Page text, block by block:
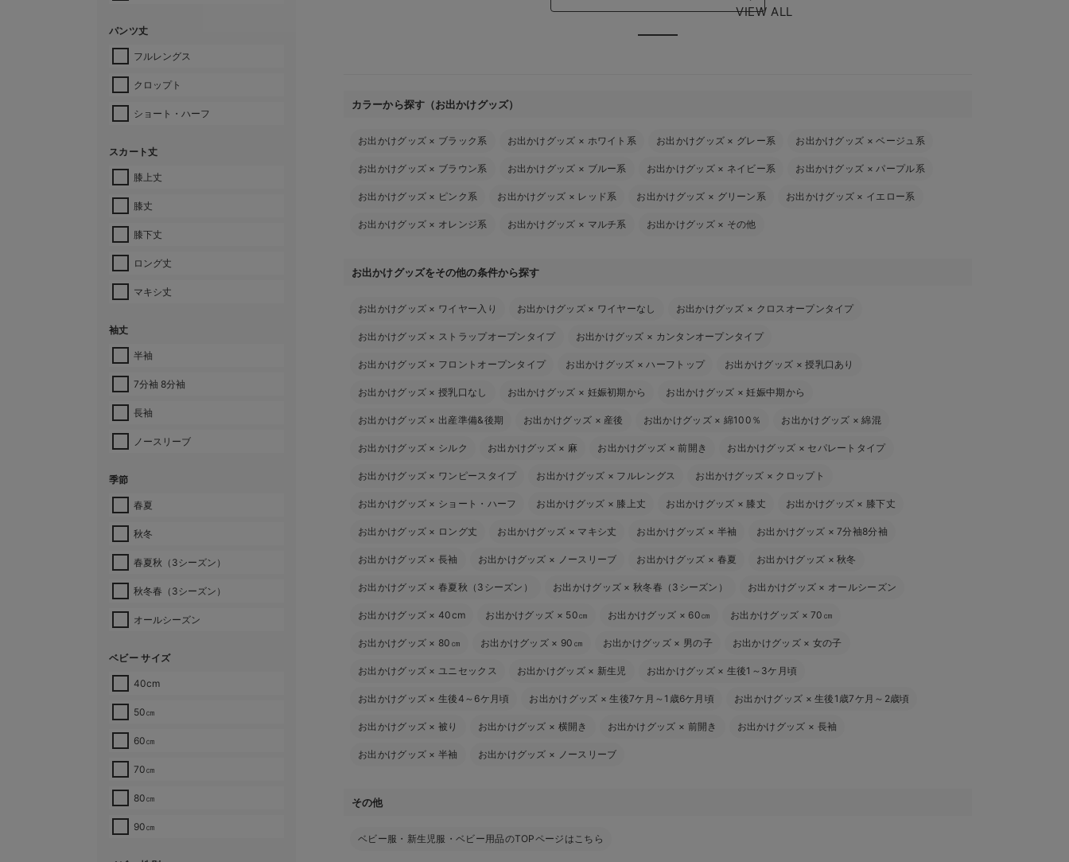
パンツ丈
フルレングス
クロップト
ショート・ハーフ
スカート丈
膝上丈
膝丈
膝下丈
ロング丈
マキシ丈
袖丈
半袖
7分袖 8分袖
長袖
ノースリーブ
季節
春夏
秋冬
春夏秋（3シーズン）
秋冬春（3シーズン）
オールシーズン
ベビー サイズ
40cm
50㎝
60㎝
70㎝
80㎝
90㎝
VIEW ALL
カラーから探す（お出かけグッズ）
お出かけグッズ × ブラック系 お出かけグッズ × ホワイト系 お出かけグッズ × グレー系 お出かけグッズ ×ベージュ系
お出かけグッズ × ブラウン系 お出かけグッズ × ブルー系 お出かけグッズ × ネイビー系 お出かけグッズ ×パープル系
お出かけグッズ × ピンク系 お出かけグッズ × レッド系 お出かけグッズ × グリーン系 お出かけグッズ × イエロー系
お出かけグッズ × オレンジ系 お出かけグッズ × マルチ系 お出かけグッズ × その他
お出かけグッズをその他の条件から探す
お出かけグッズ × ワイヤー入り お出かけグッズ × ワイヤーなし お出かけグッズ × クロスオープンタイプ
お出かけグッズ × ストラップオープンタイプ お出かけグッズ × カンタンオープンタイプ
お出かけグッズ × フロントオープンタイプ お出かけグッズ ×ハーフトップ お出かけグッズ ×授乳口あり
お出かけグッズ ×授乳口なし お出かけグッズ × 妊娠初期から お出かけグッズ ×妊娠中期から
お出かけグッズ × 出産準備&後期 お出かけグッズ × 産後 お出かけグッズ × 綿100％ お出かけグッズ ×綿混
お出かけグッズ × シルク お出かけグッズ × 麻 お出かけグッズ ×前開き お出かけグッズ × セパレートタイプ
お出かけグッズ × ワンピースタイプ お出かけグッズ × フルレングス お出かけグッズ × クロップト
お出かけグッズ × ショート・ハーフ お出かけグッズ × 膝上丈 お出かけグッズ × 膝丈 お出かけグッズ × 膝下丈
お出かけグッズ × ロング丈 お出かけグッズ × マキシ丈 お出かけグッズ × 半袖 お出かけグッズ ×7分袖8分袖
お出かけグッズ ×長袖 お出かけグッズ × ノースリーブ お出かけグッズ × 春夏 お出かけグッズ ×秋冬
お出かけグッズ ×春夏秋（3シーズン） お出かけグッズ ×秋冬春（3シーズン） お出かけグッズ × オールシーズン
お出かけグッズ ×40cm お出かけグッズ × 50㎝ お出かけグッズ × 60㎝ お出かけグッズ ×70㎝
お出かけグッズ × 80㎝ お出かけグッズ × 90㎝ お出かけグッズ × 男の子 お出かけグッズ × 女の子
お出かけグッズ ×ユニセックス お出かけグッズ × 新生児 お出かけグッズ × 生後1～3ケ月頃
お出かけグッズ ×生後4～6ケ月頃 お出かけグッズ ×生後7ケ月～1歳6ケ月頃 お出かけグッズ ×生後1歳7ケ月～2歳頃
お出かけグッズ ×被り お出かけグッズ × 横開き お出かけグッズ × 前開き お出かけグッズ × 長袖
お出かけグッズ ×半袖 お出かけグッズ × ノースリーブ
その他
ベビー服・新生児服・ベビー用品のTOPページはこちら